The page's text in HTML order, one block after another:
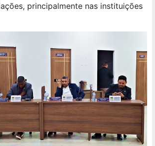
principalmente nas instituições